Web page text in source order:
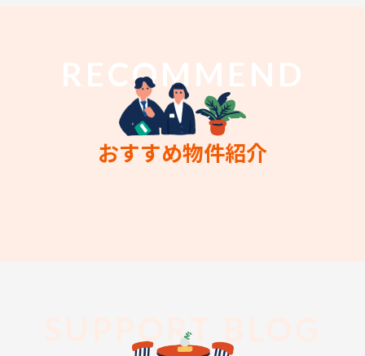
RECOMMEND
おすすめ物件紹介
SUPPORT BLOG